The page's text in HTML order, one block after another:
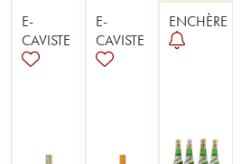
E-
CAVISTE
E-
CAVISTE
ENCHÈRE